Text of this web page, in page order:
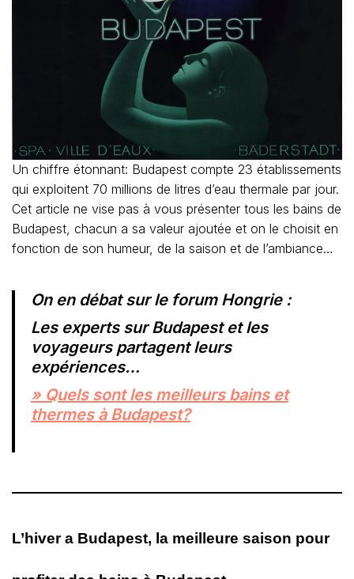
Un chiffre étonnant: Budapest compte 23 établissements
qui exploitent 70 millions de litres d’eau thermale par jour.
Cet article ne vise pas à vous présenter tous les bains de
Budapest, chacun a sa valeur ajoutée et on le choisit en
fonction de son humeur, de la saison et de l’ambiance…
On en débat sur le forum Hongrie :
Les experts sur Budapest et les
voyageurs partagent leurs
expériences…
» Quels sont les meilleurs bains et
thermes à Budapest?
L’hiver a Budapest, la meilleure saison pour